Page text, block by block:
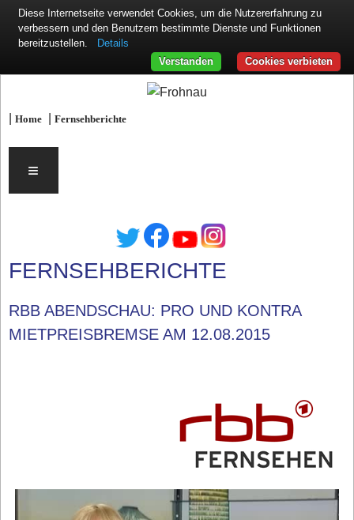
|Home |Fernsehberichte
≡
FERNSEHBERICHTE
RBB ABENDSCHAU: PRO UND KONTRA
MIETPREISBREMSE AM 12.08.2015
Diese Internetseite verwendet Cookies, um die Nutzererfahrung zu
verbessern und den Benutzern bestimmte Dienste und Funktionen
bereitzustellen.
Details
Cookies verbieten
Verstanden